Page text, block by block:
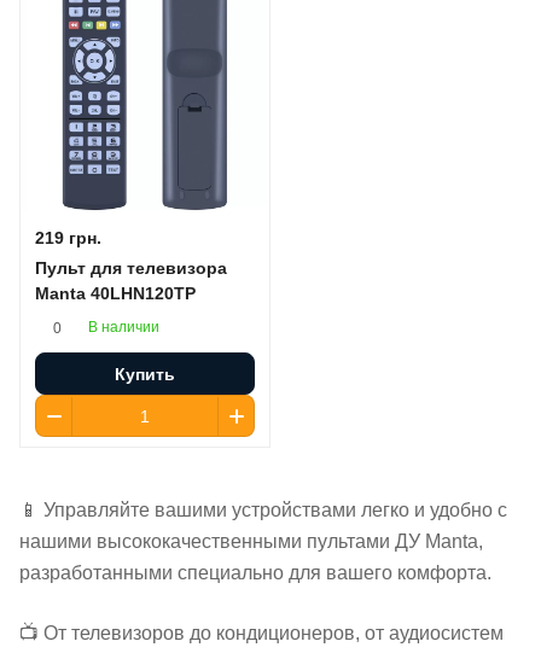
219 грн.
Пульт для телевизора
Manta 40LHN120TP
0 В наличии
Купить
📱 Управляйте вашими устройствами легко и удобно с
нашими высококачественными пультами ДУ Manta,
разработанными специально для вашего комфорта.
📺 От телевизоров до кондиционеров, от аудиосистем